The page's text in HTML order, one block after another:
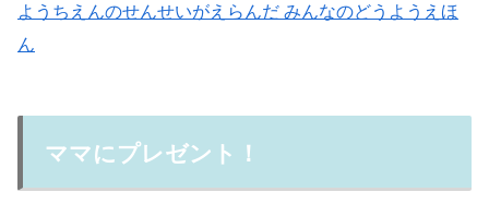
ようちえんのせんせいがえらんだ みんなのどうようえほ
ん
ママにプレゼント！